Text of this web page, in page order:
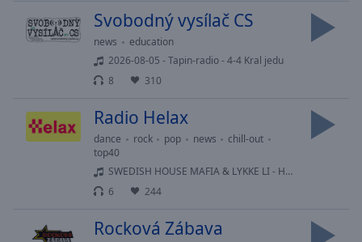
Svobodný vysílač CS
news
education
2026-08-05 - Tapin-radio - 4-4 Kral jedu
8
310
Radio Helax
dance rock pop news
chill-out
top40
SWEDISH HOUSE MAFIA & LYKKE LI - Happiness Is So Sad
6
244
Rocková Zábava